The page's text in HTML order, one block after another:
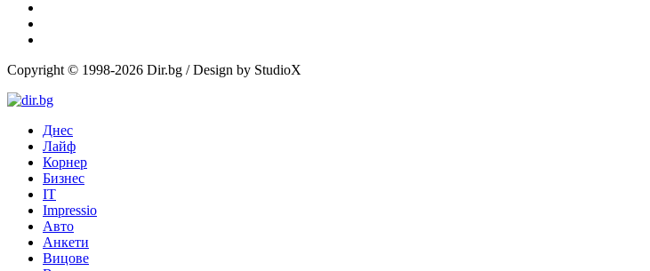
Copyright © 1998-2026 Dir.bg / Design by StudioX
Днес
Лайф
Корнер
Бизнес
IT
Impressio
Авто
Анкети
Вицове